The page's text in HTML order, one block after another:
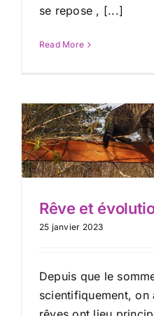
se repose , [...]
Read More
Rêve et
25 janvier 2023
Depuis que le
scientifiquement,